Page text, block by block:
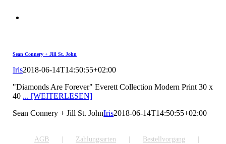
Sean Connery + Jill St. John
Iris2018-06-14T14:50:55+02:00
"Diamonds Are Forever" Everett Collection Modern Print 30 x
40 ... [WEITERLESEN]
Sean Connery + Jill St. JohnIris2018-06-14T14:50:55+02:00
AGB Zahlungsarten
Bestellvorgang